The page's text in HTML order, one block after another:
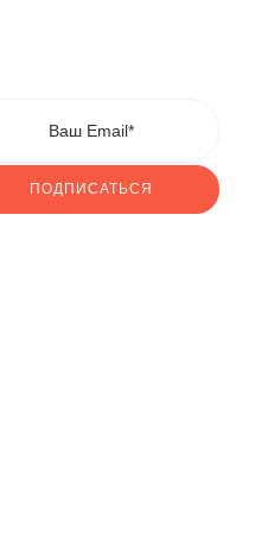
ПОДПИСАТЬСЯ